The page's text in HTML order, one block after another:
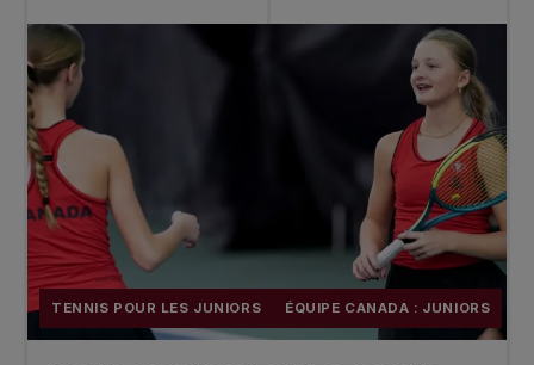
TENNIS POUR LES JUNIORS ÉQUIPE CANADA : JUNIORS